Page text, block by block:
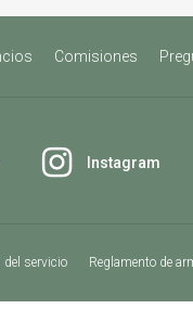
Comisiones
Instagram
del servicio Reglamento de